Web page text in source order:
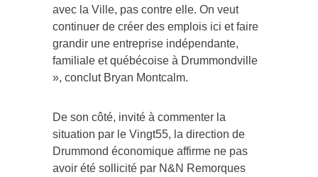
avec la Ville, pas contre elle. On veut
continuer de créer des emplois ici et faire
grandir une entreprise indépendante,
familiale et québécoise à Drummondville
», conclut Bryan Montcalm.
De son côté, invité à commenter la
situation par le Vingt55, la direction de
Drummond économique affirme ne pas
avoir été sollicité par N&N Remorques